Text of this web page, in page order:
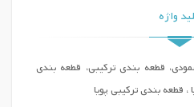
واژه
قطعه بندی ترکیبی، قطعه بندی
، قطعه بندی ترکیبی پویا